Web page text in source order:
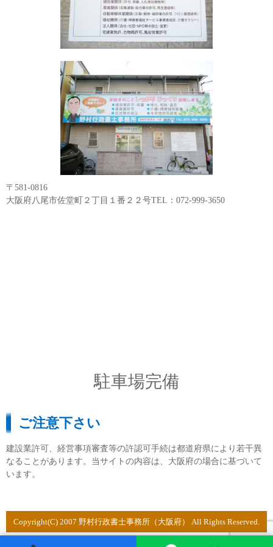
〒581-0816
大阪府八尾市佐堂町２丁目１番２２号TEL：072-999-3650
駐車場完備
ご注意下さい
建設業許可、経営事項審査等の許認可手続は都道府県により若干異
なることがあります。当サイトの内容は、大阪府の場合に基づいて
います。
Copyright(C) 2007 野村行政書士事務所（大阪府） All Rights Reserved.